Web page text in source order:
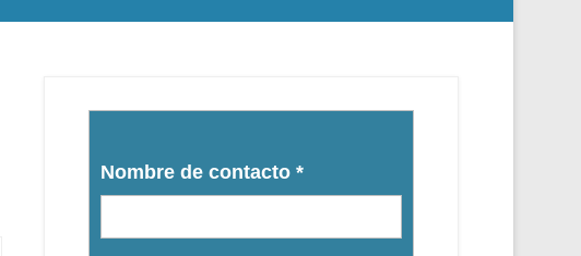
Nombre de contacto *